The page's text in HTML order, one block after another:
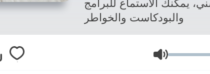
حسني، يمكنك الاستماع للبرامج
والبودكاست والخواطر
Głośność